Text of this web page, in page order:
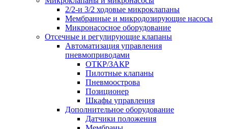
2/2-и 3/2 ходовые микроклапаны
Мембранные и микродозирующие насосы
Микронасосное оборудование
Отсечные и регулирующие клапаны
Автоматизация управления
пневмоприводами
ОТКР/ЗАКР
Пилотные клапаны
Пневмоострова
Позиционер
Шкафы управления
Дополнительное оборудование
Датчики положения